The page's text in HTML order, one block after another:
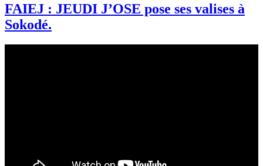
FAIEJ : JEUDI J’OSE pose ses valises à
Sokodé.